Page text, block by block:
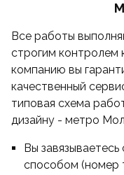
Все работы
строгим контролем
компанию вы
качественный
типовая схема
дизайну - метро
Вы
способом (номер